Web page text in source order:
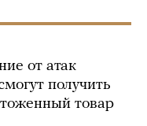
от атак
получить
товар